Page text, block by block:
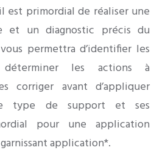
est primordial de réaliser une
et un diagnostic précis du
permettra d’identifier les
les actions à
corriger avant d’appliquer
type de support et ses
pour une application
application*.